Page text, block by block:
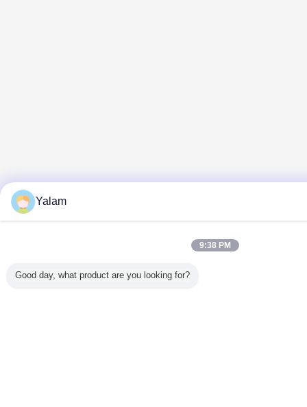
Yalam
9:38 PM
Good day, what product are you looking for?